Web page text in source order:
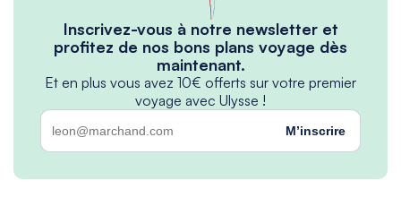
Inscrivez-vous à notre newsletter et
profitez de nos bons plans voyage dès
maintenant.
Et en plus vous avez 10€ offerts sur votre premier
voyage avec Ulysse !
M’inscrire